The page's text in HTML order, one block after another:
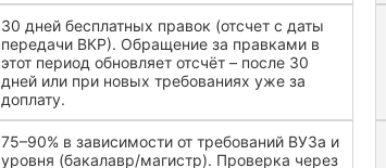
30 дней бесплатных правок (отсчет с даты
передачи ВКР). Обращение за правками в
этот период обновляет отсчёт – после 30
дней или при новых требованиях уже за
доплату.
75–90% в зависимости от требований ВУЗа и
уровня (бакалавр/магистр). Проверка через